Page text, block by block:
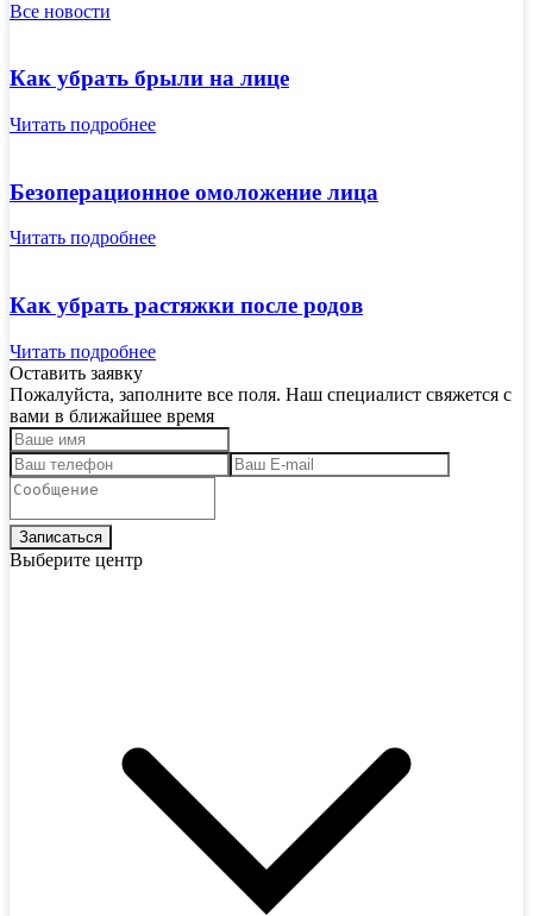
Все новости
Как убрать брыли на лице
Читать подробнее
Безоперационное омоложение лица
Читать подробнее
Как убрать растяжки после родов
Читать подробнее
Оставить заявку
Пожалуйста, заполните все поля. Наш специалист свяжется с
вами в ближайшее время
Выберите центр